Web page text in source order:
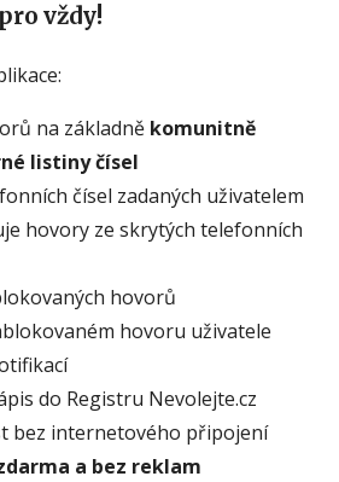
vždy!
na základně komunitně
listiny čísel
čísel zadaných uživatelem
hovory ze skrytých telefonních
hovorů
hovoru uživatele
do Registru Nevolejte.cz
bez internetového připojení
a bez reklam